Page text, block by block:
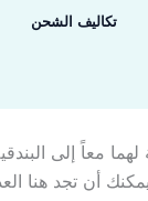
تكاليف الشحن
يمكنك أن تجد هنا